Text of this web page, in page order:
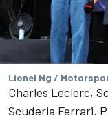
Lionel Ng /
Charles Leclerc,
Scuderia Ferrari,